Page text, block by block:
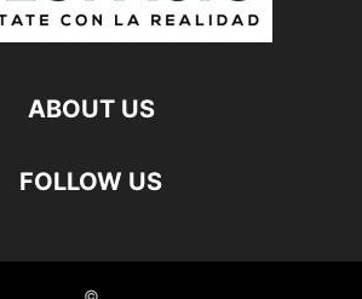
ABOUT US
FOLLOW US